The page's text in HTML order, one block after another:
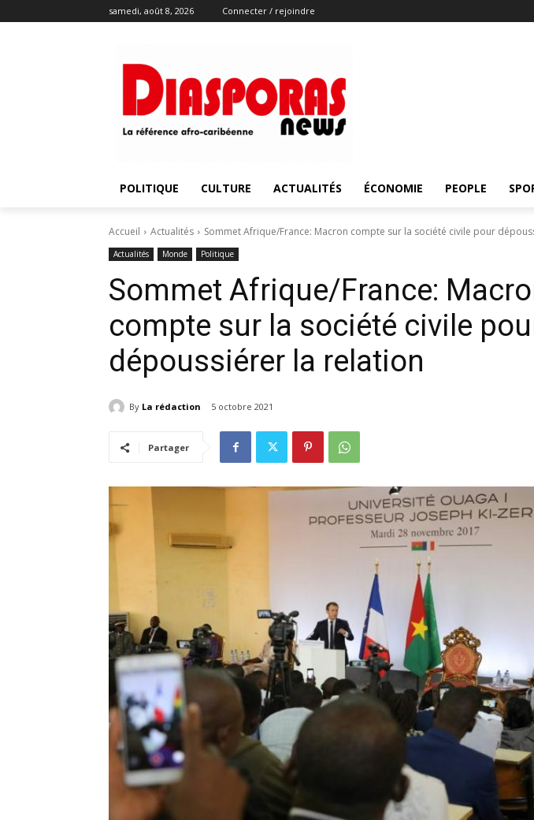
samedi, août 8, 2026 Connecter / rejoindre
POLITIQUE CULTURE ACTUALITÉS ÉCONOMIE PEOPLE
Accueil Actualités Sommet Afrique/France: Macron compte sur la société civile pour
Actualités Monde Politique
Sommet Afrique/France:
compte sur la société civile
dépoussiérer la relation
By La rédaction 5 octobre 2021
Partager